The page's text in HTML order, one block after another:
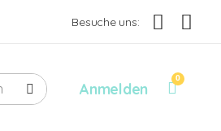
Besuche uns:
Anmelden